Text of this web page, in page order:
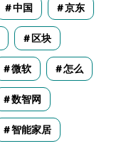
中国 京东
区块
微软 怎么
数智网
智能家居